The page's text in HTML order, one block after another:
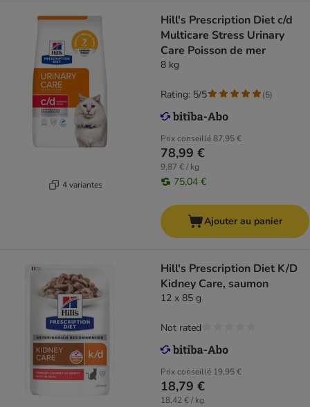
4 variantes
Hill's Prescription Diet c/d
Multicare Stress Urinary
Care Poisson de mer
8 kg
Prix conseillé87,95 €
78,99 €
9,87 € / kg
75,04 €
Rating: 5/5 (5)
Ajouter au panier
Hill's Prescription Diet K/D
Kidney Care, saumon
12 x 85 g
Prix conseillé 19,95 €
18,79 €
18,42 € / kg
Not rated